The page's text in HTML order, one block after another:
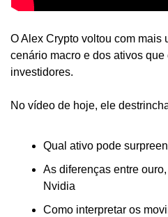
O Alex Crypto voltou com mais
cenário macro e dos ativos
investidores.
No vídeo de hoje, ele
Qual ativo pode
As diferenças entre
Nvidia
Como interpretar os